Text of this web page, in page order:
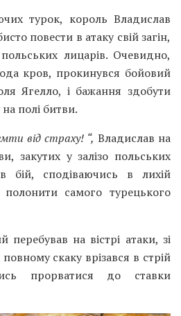
турок, король Владислав
повести в атаку свій загін,
лицарів. Очевидно,
кров, прокинувся бойовий
Ягелло, і бажання здобути
полі битви.
від страху! “, Владислав на
закутих у залізо польських
бій, сподіваючись в лихій
полонити самого турецького
на вістрі атаки, зі
скаку врізався в стрій
прорватися до ставки